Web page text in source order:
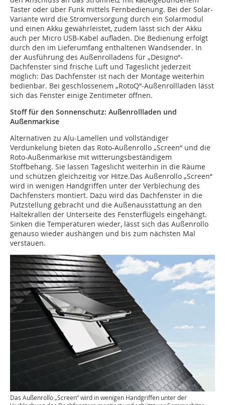
Taster oder über Funk mittels Fernbedienung. Bei der Solar-
Variante wird die Stromversorgung durch ein Solarmodul
und einen Akku gewährleistet, zudem lässt sich der Akku
auch per Micro USB-Kabel aufladen. Die Bedienung erfolgt
durch den im Lieferumfang enthaltenen Wandsender. In
der Ausführung des Außenrolladens für „Designo“-
Dachfenster sind frische Luft und Tageslicht jederzeit
möglich: Das Dachfenster ist nach der Montage weiterhin
bedienbar. Bei geschlossenem „RotoQ“-Außenrollladen lässt
sich das Fenster einige Zentimeter öffnen.
Stoff für den Sonnenschutz: Außenrollladen und
Außenmarkise
Alternativen zu Alu-Lamellen und vollständiger
Verdunkelung bieten das Roto-Außenrollo „Screen“ und die
Roto-Außenmarkise mit witterungsbeständigem
Stoffbehang. Sie lassen Tageslicht weiterhin in die Räume
und schützen gleichzeitig vor Hitze.Das Außenrollo „Screen“
wird in wenigen Handgriffen unter der Verblechung des
Dachfensters montiert. Dazu wird das Dachfenster in die
Putzstellung gebracht und die Außenausstattung an den
Haltekrallen der Unterseite des Fensterflügels eingehängt.
Sinken die Temperaturen wieder, lässt sich das Außenrollo
genauso wieder aushängen und bis zum nächsten Mal
verstauen.
Das Außenrollo „Screen“ wird in wenigen Handgriffen unter der